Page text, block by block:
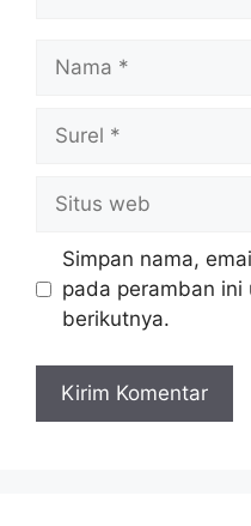
Nama
Surel
Situs
web
Simpan nama,
pada peramban ini
berikutnya.